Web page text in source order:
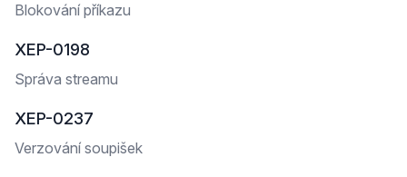
Blokování příkazu
XEP-0198
Správa streamu
XEP-0237
Verzování soupišek